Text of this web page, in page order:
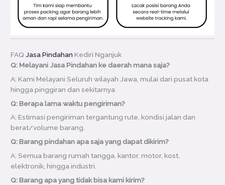
FAQ Jasa Pindahan Kediri Nganjuk
Q: Melayani Jasa Pindahan ke daerah mana saja?
A: Kami Melayani Seluruh wilayah Jawa, mulai dari pusat kota
hingga pinggiran dan sekitarnya
Q: Berapa lama waktu pengiriman?
A: Estimasi pengiriman tergantung rute, kondisi jalan dan
berat/volume barang.
Q: Barang pindahan apa saja yang dapat dikirim?
A: Semua barang rumah tangga, kantor, motor, kost,
elektronik, hingga industri.
Q: Barang apa yang tidak bisa kami kirim?